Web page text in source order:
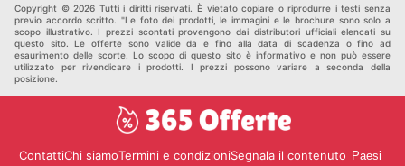
Copyright © 2026 Tutti i diritti riservati. È vietato copiare o riprodurre i testi senza
previo accordo scritto. "Le foto dei prodotti, le immagini e le brochure sono solo a
scopo illustrativo. I prezzi scontati provengono dai distributori ufficiali elencati su
questo sito. Le offerte sono valide da e fino alla data di scadenza o fino ad
esaurimento delle scorte. Lo scopo di questo sito è informativo e non può essere
utilizzato per rivendicare i prodotti. I prezzi possono variare a seconda della
posizione.
ContattiChi siamoTermini e condizioniSegnala il contenuto Paesi